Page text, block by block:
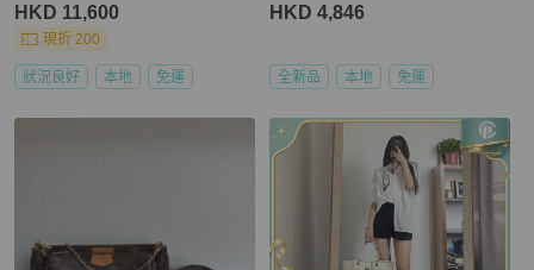
HKD 11,600
現折 200
狀況良好 本地 免運
HKD 4,846
全新品 本地 免運